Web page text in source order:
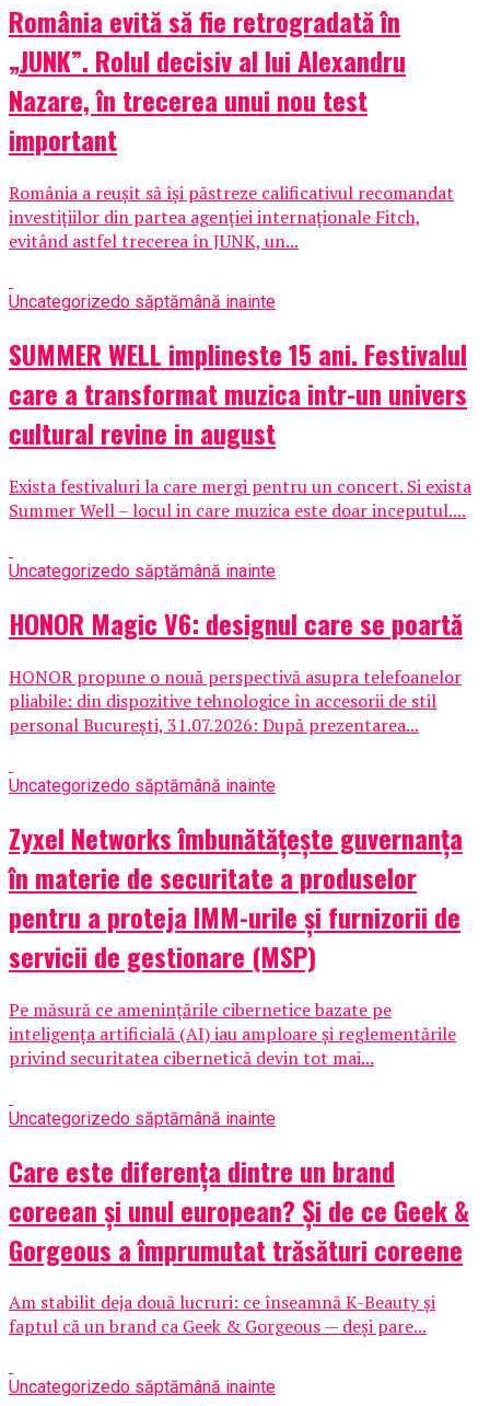
România evită să fie retrogradată în
„JUNK”. Rolul decisiv al lui Alexandru
Nazare, în trecerea unui nou test
important
România a reușit să își păstreze calificativul recomandat
investițiilor din partea agenției internaționale Fitch,
evitând astfel trecerea în JUNK, un...
Uncategorizedo săptămână inainte
SUMMER WELL implineste 15 ani. Festivalul
care a transformat muzica intr-un univers
cultural revine in august
Exista festivaluri la care mergi pentru un concert. Si exista
Summer Well – locul in care muzica este doar inceputul....
Uncategorizedo săptămână inainte
HONOR Magic V6: designul care se poartă
HONOR propune o nouă perspectivă asupra telefoanelor
pliabile: din dispozitive tehnologice în accesorii de stil
personal București, 31.07.2026: După prezentarea...
Uncategorizedo săptămână inainte
Zyxel Networks îmbunătățește guvernanța
în materie de securitate a produselor
pentru a proteja IMM-urile și furnizorii de
servicii de gestionare (MSP)
Pe măsură ce amenințările cibernetice bazate pe
inteligența artificială (AI) iau amploare și reglementările
privind securitatea cibernetică devin tot mai...
Uncategorizedo săptămână inainte
Care este diferența dintre un brand
coreean și unul european? Și de ce Geek &
Gorgeous a împrumutat trăsături coreene
Am stabilit deja două lucruri: ce înseamnă K-Beauty și
faptul că un brand ca Geek & Gorgeous — deși pare...
Uncategorizedo săptămână inainte